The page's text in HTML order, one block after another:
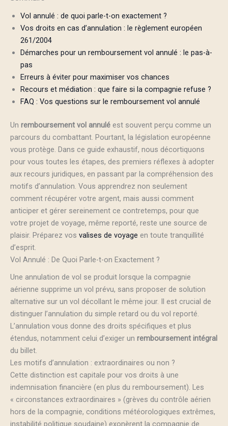
Vol annulé : de quoi parle-t-on exactement ?
Vos droits en cas d’annulation : le règlement européen
261/2004
Démarches pour un remboursement vol annulé : le pas-à-
pas
Erreurs à éviter pour maximiser vos chances
Recours et médiation : que faire si la compagnie refuse ?
FAQ : Vos questions sur le remboursement vol annulé
Un remboursement vol annulé est souvent perçu comme un
parcours du combattant. Pourtant, la législation européenne
vous protège. Dans ce guide exhaustif, nous décortiquons
pour vous toutes les étapes, des premiers réflexes à adopter
aux recours juridiques, en passant par la compréhension des
motifs d’annulation. Vous apprendrez non seulement
comment récupérer votre argent, mais aussi comment
anticiper et gérer sereinement ce contretemps, pour que
votre projet de voyage, même reporté, reste une source de
plaisir. Préparez vos valises de voyage en toute tranquillité
d’esprit.
Vol Annulé : De Quoi Parle-t-on Exactement ?
Une annulation de vol se produit lorsque la compagnie
aérienne supprime un vol prévu, sans proposer de solution
alternative sur un vol décollant le même jour. Il est crucial de
distinguer l’annulation du simple retard ou du vol reporté.
L’annulation vous donne des droits spécifiques et plus
étendus, notamment celui d’exiger un remboursement intégral
du billet.
Les motifs d’annulation : extraordinaires ou non ?
Cette distinction est capitale pour vos droits à une
indemnisation financière (en plus du remboursement). Les
« circonstances extraordinaires » (grèves du contrôle aérien
hors de la compagnie, conditions météorologiques extrêmes,
instabilité politique soudaine) exonèrent la compagnie de